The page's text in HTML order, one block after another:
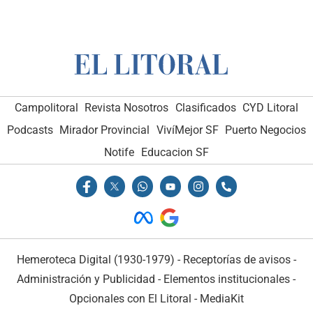
Campolitoral Revista Nosotros Clasificados CYD Litoral
Podcasts Mirador Provincial VivíMejor SF Puerto Negocios
Notife
Educacion SF
Hemeroteca Digital (1930-1979) - Receptorías de avisos -
Administración y Publicidad - Elementos institucionales -
Opcionales con El Litoral - MediaKit